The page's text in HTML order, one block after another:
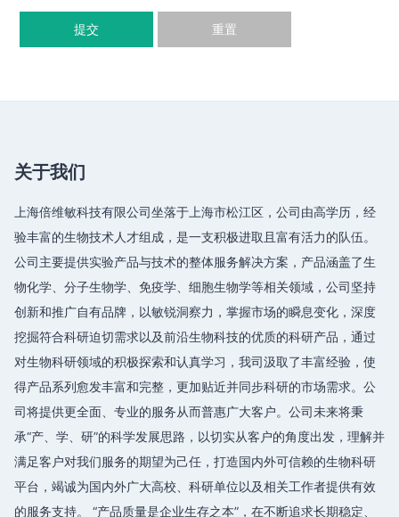
提交 重置
关于我们
上海倍维敏科技有限公司坐落于上海市松江区，公司由高学历，经
验丰富的生物技术人才组成，是一支积极进取且富有活力的队伍。
公司主要提供实验产品与技术的整体服务解决方案，产品涵盖了生
物化学、分子生物学、免疫学、细胞生物学等相关领域，公司坚持
创新和推广自有品牌，以敏锐洞察力，掌握市场的瞬息变化，深度
挖掘符合科研迫切需求以及前沿生物科技的优质的科研产品，通过
对生物科研领域的积极探索和认真学习，我司汲取了丰富经验，使
得产品系列愈发丰富和完整，更加贴近并同步科研的市场需求。公
司将提供更全面、专业的服务从而普惠广大客户。公司未来将秉
承“产、学、研”的科学发展思路，以切实从客户的角度出发，理解并
满足客户对我们服务的期望为己任，打造国内外可信赖的生物科研
平台，竭诚为国内外广大高校、科研单位以及相关工作者提供有效
的服务支持。 “产品质量是企业生存之本”，在不断追求长期稳定、